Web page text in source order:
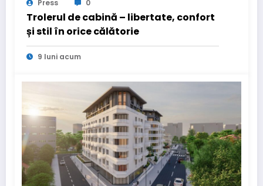
Press 0
Trolerul de cabină – libertate, confort
și stil în orice călătorie
9 luni acum